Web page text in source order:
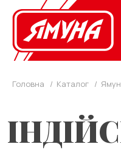
Skip
content
Головна / Каталог /